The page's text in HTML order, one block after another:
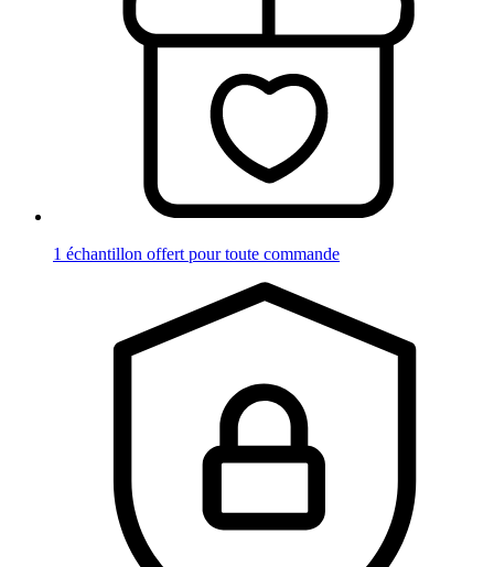
1 échantillon offert pour toute commande